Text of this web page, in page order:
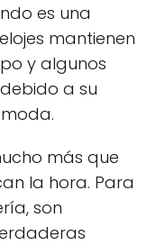
es una
mantienen
y algunos
a su
más que
la hora. Para
son